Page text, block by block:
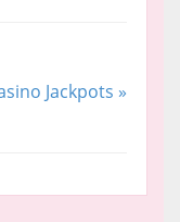
Jackpots »